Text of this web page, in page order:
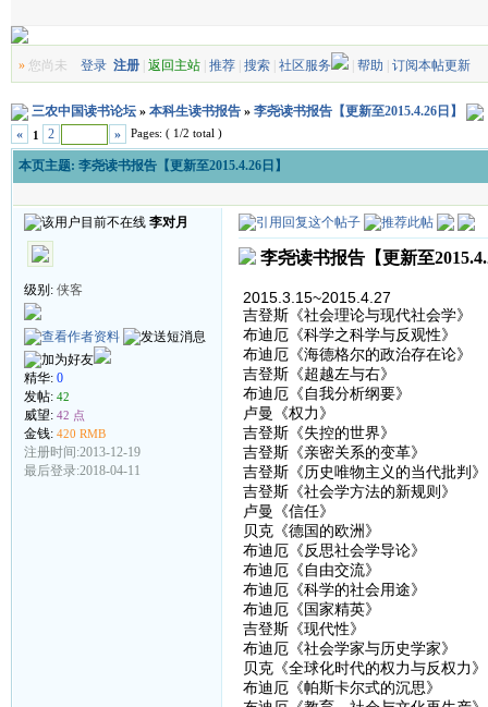
»您尚未 登录 注册| 返回主站| 推荐| 搜索| 社区服务 | 帮助 订阅本帖更新
三农中国读书论坛» 本科生读书报告» 李尧读书报告【更新至2015.4.26日】
«
1 2 » Pages: ( 1/2 total )
本页主题: 李尧读书报告【更新至2015.4.26日】
李对月
级别: 侠客
精华: 0
发帖: 42
威望: 42 点
金钱: 420 RMB
注册时间:2013-12-19
最后登录:2018-04-11
李尧读书报告【更新至
2015.3.15~2015.4.27
吉登斯《社会理论与现代社会学》
布迪厄《科学之科学与反观性》
布迪厄《海德格尔的政治存在论》
吉登斯《超越左与右》
布迪厄《自我分析纲要》
卢曼《权力》
吉登斯《失控的世界》
吉登斯《亲密关系的变革》
吉登斯《历史唯物主义的当代批判》
吉登斯《社会学方法的新规则》
卢曼《信任》
贝克《德国的欧洲》
布迪厄《反思社会学导论》
布迪厄《自由交流》
布迪厄《科学的社会用途》
布迪厄《国家精英》
吉登斯《现代性》
布迪厄《社会学家与历史学家》
贝克《全球化时代的权力与反权力》
布迪厄《帕斯卡尔式的沉思》